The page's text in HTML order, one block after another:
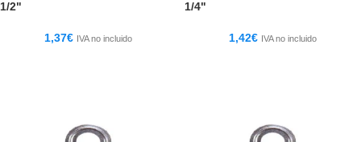
1/2"
1,37€ IVA no incluido
1/4"
1,42€ IVA no incluido